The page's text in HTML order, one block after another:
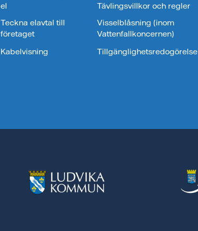
el
Teckna elavtal till
företaget
Kabelvisning
Tävlingsvillkor och regler
Visselblåsning (inom
Vattenfallkoncernen)
Tillgänglighetsredogörelse